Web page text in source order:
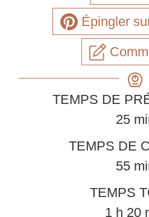
Épingler
TEMPS DE
25
TEMPS DE
55
TEMPS
1heure
h 20